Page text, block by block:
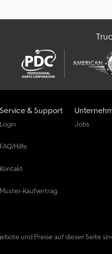
Service & Support
Login
FAQ/Hilfe
Kontakt
Muster-Kaufvertrag
Jobs
und Preise auf dieser Seite